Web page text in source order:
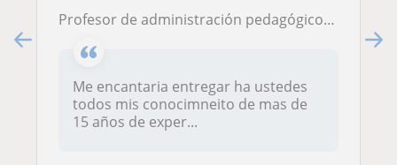
profesor de administración pedagógico y con experiencia comprobada
Me encantaria entregar ha ustedes
todos mis conocimneito de mas de
15 años de exper...